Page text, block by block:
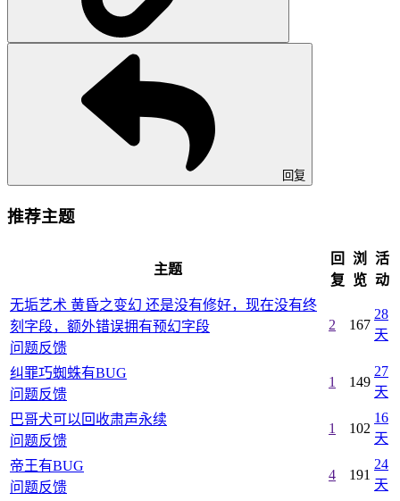
回复
推荐主题
主题
回
复
浏
览
活
动
无垢艺术 黄昏之变幻 还是没有修好，现在没有终
刻字段，额外错误拥有预幻字段
问题反馈
2 167
28
天
纠罪巧蜘蛛有BUG
问题反馈
1 149
27
天
巴哥犬可以回收肃声永续
问题反馈
1 102
16
天
帝王有BUG
问题反馈
4 191
24
天